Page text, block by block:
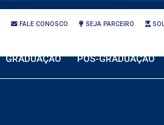
FALE CONOSCO SEJA PARCEIRO
GRADUAÇÃO PÓS-GRADUAÇÃO